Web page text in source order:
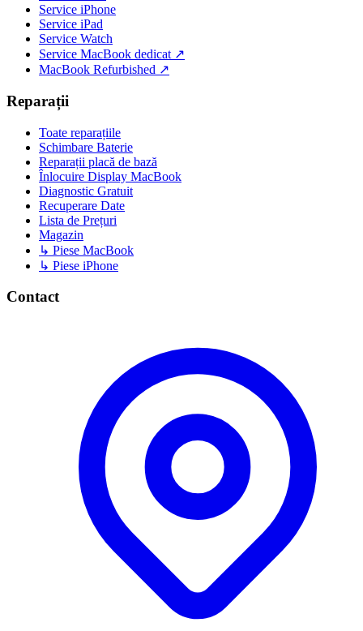
Service iPhone
Service iPad
Service Watch
Service MacBook dedicat ↗
MacBook Refurbished ↗
Reparații
Toate reparațiile
Schimbare Baterie
Reparații placă de bază
Înlocuire Display MacBook
Diagnostic Gratuit
Recuperare Date
Lista de Prețuri
Magazin
↳ Piese MacBook
↳ Piese iPhone
Contact